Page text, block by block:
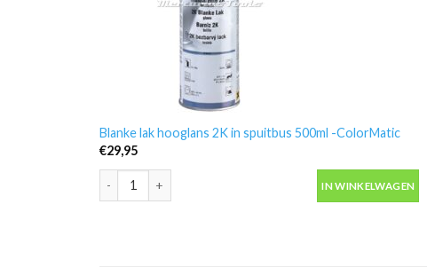
Blanke lak hooglans 2K in spuitbus 500ml -ColorMatic
€29,95
Blanke lak hooglans 2K in spuitbus 500ml -ColorMatic aantal
IN WINKELWAGEN